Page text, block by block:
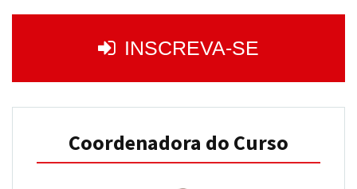
INSCREVA-SE
Coordenadora do Curso